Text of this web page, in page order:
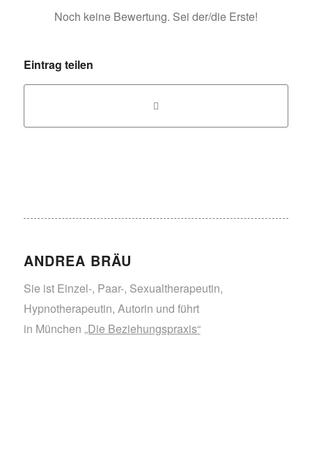
Noch keine Bewertung. Sei der/die Erste!
Eintrag teilen
ANDREA BRÄU
Sie ist Einzel-, Paar-, Sexualtherapeutin,
Hypnotherapeutin, Autorin und führt
in München „Die Beziehungspraxis“